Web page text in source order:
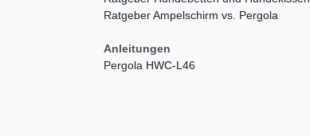
Ratgeber Ampelschirm vs. Pergola
Anleitungen
Pergola HWC-L46